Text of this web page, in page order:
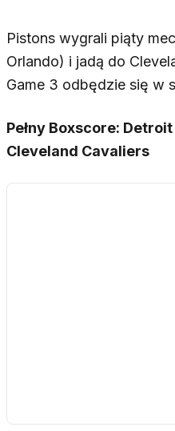
Pistons wygrali piąty
Orlando) i jadą do
Game 3 odbędzie się w
Pełny Boxscore:
Cleveland Cavaliers